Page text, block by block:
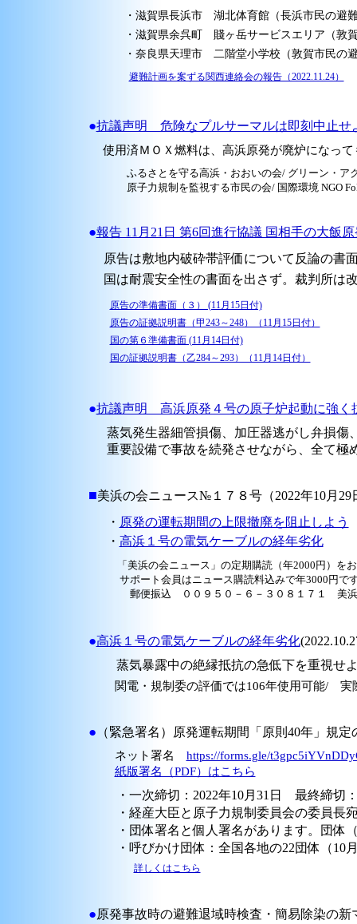
・滋賀県長浜市 湖北体育館（長浜市民の避難
・滋賀県余呉町 賤ヶ岳サービスエリア（敦賀
・奈良県天理市 二階堂小学校（敦賀市民の避
避難計画を案ずる関西連絡会の報告（2022.11.24）
●抗議声明 危険なプルサーマルは即刻中止せ
使用済ＭＯＸ燃料は、高浜原発が廃炉になっ
ふるさとを守る高浜・おおいの会/ グリーン・アク
原子力規制を監視する市民の会/ 国際環境 NGO
●報告 11月21日 第6回進行協議 国相手の大飯
原告は敷地内破砕帯評価について反論の書
国は耐震安全性の書面を出さず。裁判所は
原告の準備書面（３） (11月15日付)
原告の証拠説明書（甲243～248）（11月15日付）
国の第６準備書面 (11月14日付)
国の証拠説明書（乙284～293）（11月14日付）
●抗議声明 高浜原発４号の原子炉起動に強く
蒸気発生器細管損傷、加圧器逃がし弁損傷
重要設備で事故を続発させながら、全て極
■美浜の会ニュース№１７８号（2022年10月29
・ 原発の運転期間の上限撤廃を阻止しよう
・ 高浜１号の電気ケーブルの経年劣化
「美浜の会ニュース」の定期購読（年2000円）を
サポート会員はニュース購読料込みで年3000円で
郵便振込 ００９５０－６－３０８１７１ 美浜
●高浜１号の電気ケーブルの経年劣化
蒸気暴露中の絶縁抵抗の急低下を重視せ
関電・規制委の評価では106年使用可能/ 実
● （緊急署名）原発運転期間「原則40年」規定
ネット署名 https://forms.gle/
紙版署名（PDF）はこちら
・一次締切：2022年10月31日 最終締切：
・経産大臣と原子力規制委員会の委員長
・団体署名と個人署名があります。団体（
・呼びかけ団体：全国各地の22団体（10
詳しくはこちら
●原発事故時の避難退域時検査・簡易除染の新